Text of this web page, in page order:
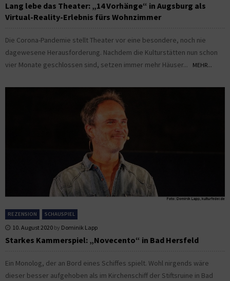
Lang lebe das Theater: „14 Vorhänge“ in Augsburg als
Virtual-Reality-Erlebnis fürs Wohnzimmer
Die Corona-Pandemie stellt Theater vor eine besondere, noch nie
dagewesene Herausforderung. Nachdem die Kulturstätten nun schon
vier Monate geschlossen sind, setzen immer mehr Häuser...
MEHR...
REZENSION SCHAUSPIEL
10. August 2020 by Dominik Lapp
Starkes Kammerspiel: „Novecento“ in Bad Hersfeld
Ein Monolog, der an Bord eines Schiffes spielt. Wohl nirgends wäre
dieser besser aufgehoben als im Kirchenschiff der Stiftsruine in Bad